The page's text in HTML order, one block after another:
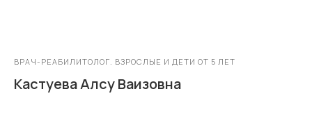
ВРАЧ-РЕАБИЛИТОЛОГ. ВЗРОСЛЫЕ И ДЕТИ ОТ 5 ЛЕТ
Кастуева Алсу Ваизовна